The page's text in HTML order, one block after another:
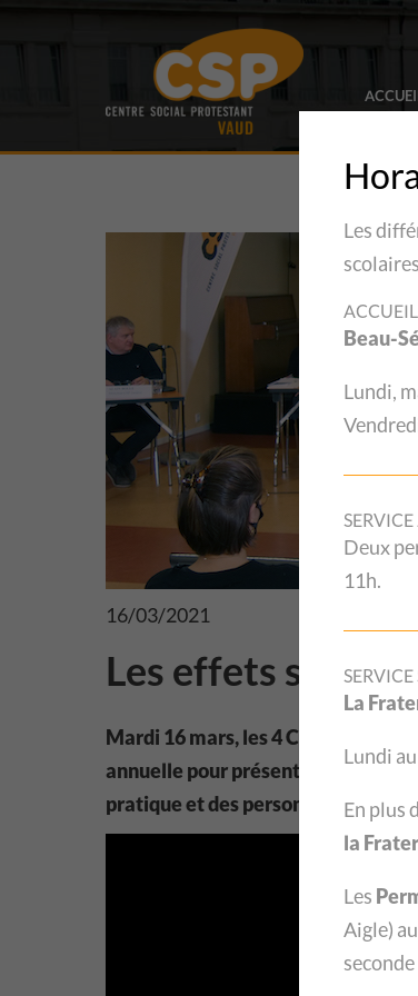
16/03/2021
Les effets
Mardi 16 mars, les 4 CSP de
annuelle pour présenter les effets
pratique et des personnes qui les
Les
ACCUEIL
Beau-
Lundi,
Deux
11h.
La
Lundi
En plus
la
Les
Aigle)